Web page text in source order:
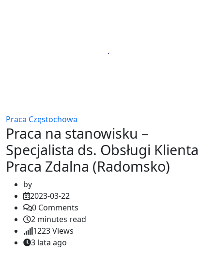
Praca Częstochowa
Praca na stanowisku –
Specjalista ds. Obsługi Klienta
Praca Zdalna (Radomsko)
by
2023-03-22
0 Comments
2 minutes read
1223Views
3 lata ago